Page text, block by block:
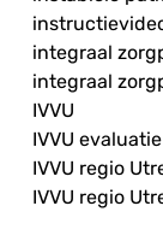
integraal
integraal
IVVU
IVVU
IVVU regio
IVVU regio